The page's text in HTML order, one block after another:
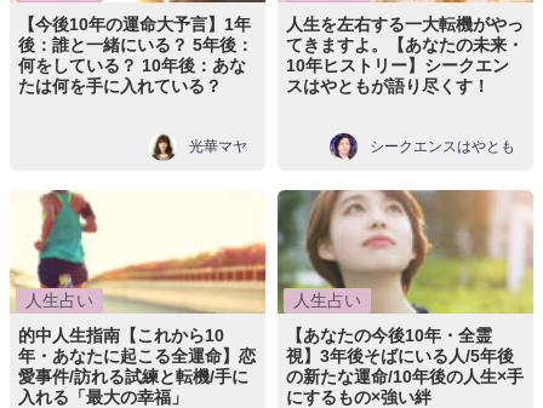
【今後10年の運命大予言】1年
後：誰と一緒にいる？ 5年後：
何をしている？ 10年後：あな
たは何を手に入れている？
光華マヤ
人生を左右する一大転機がやっ
てきますよ。【あなたの未来・
10年ヒストリー】シークエン
スはやともが語り尽くす！
シークエンスはやとも
人生占い
的中人生指南【これから10
年・あなたに起こる全運命】恋
愛事件/訪れる試練と転機/手に
入れる「最大の幸福」
人生占い
【あなたの今後10年・全霊
視】3年後そばにいる人/5年後
の新たな運命/10年後の人生×手
にするもの×強い絆